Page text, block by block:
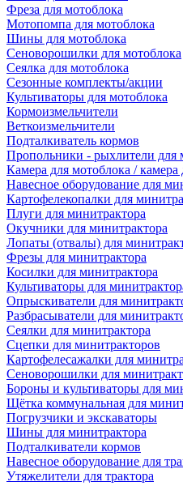
Фреза для мотоблока
Мотопомпа для мотоблока
Шины для мотоблока
Сеноворошилки для мотоблока
Сеялка для мотоблока
Сезонные комплекты/акции
Культиваторы для мотоблока
Кормоизмельчители
Веткоизмельчители
Подталкиватель кормов
Пропольники - рыхлители для
Камера для мотоблока / камера
Навесное оборудование для
Картофелекопалки для
Плуги для минитрактора
Окучники для минитрактора
Лопаты (отвалы) для
Фрезы для минитрактора
Косилки для минитрактора
Культиваторы для
Опрыскиватели для
Разбрасыватели для
Сеялки для минитрактора
Сцепки для минитракторов
Картофелесажалки для
Сеноворошилки для
Бороны и культиваторы для
Щётка коммунальная для
Погрузчики и экскаваторы
Шины для минитрактора
Подталкиватели кормов
Навесное оборудование для
Утяжелители для трактора